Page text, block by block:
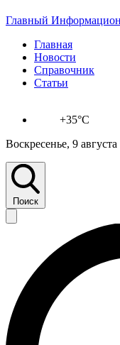
Главный
Главная
Новости
Справочник
Статьи
+35°C
Воскресенье, 9 августа
Поиск